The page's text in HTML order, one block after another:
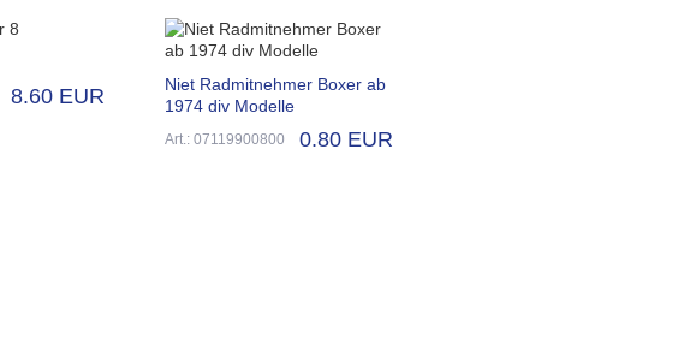
8.60 EUR
Niet Radmitnehmer Boxer ab
1974 div Modelle
Art.: 07119900800 0.80 EUR